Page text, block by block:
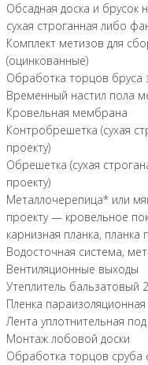
Обсадная доска и брусок
сухая строганная либо
Комплект метизов для
(оцинкованные)
Обработка торцов
Временный настил пола
Кровельная мембрана
Контробрешетка (сухая
проекту)
Обрешетка (сухая
проекту)
Металлочерепица* или
проекту — кровельное
карнизная планка,
Водосточная система,
Вентиляционные выходы
Утеплитель бальзатовый
Пленка параизоляционная
Лента уплотнительная
Монтаж лобовой доски
Обработка торцов сруба